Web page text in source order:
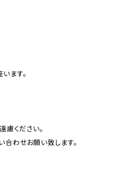
ます。
ください。
わせお願い致します。